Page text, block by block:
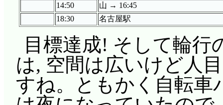
14:50
山 → 16:45
18:30
名古屋駅
目標達成! そして輪
は, 空間は広いけど人
すね。ともかく自転車